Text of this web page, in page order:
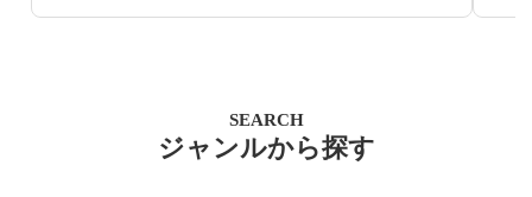
SEARCH
ジャンルから探す